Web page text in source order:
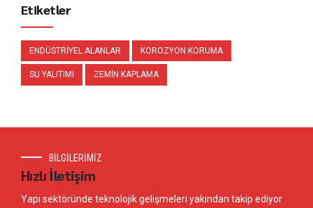
Etiketler
ENDÜSTRIYEL ALANLAR KOROZYON KORUMA
SU YALITIMI ZEMIN KAPLAMA
BİLGİLERİMİZ
Hızlı İletişim
Yapı sektöründe teknolojik gelişmeleri yakından takip ediyor